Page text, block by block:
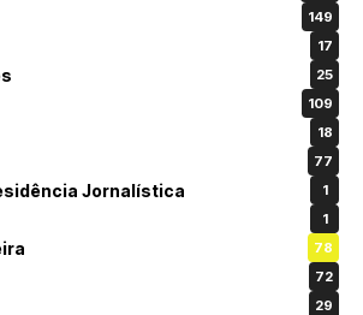
149
17
25
109
18
77
Jornalística 1
1
78
72
29